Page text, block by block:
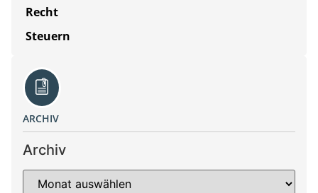
Recht
Steuern
ARCHIV
Archiv